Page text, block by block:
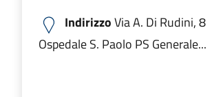
IndirizzoVia A. Di Rudini, 8
Ospedale S. Paolo PS Generale...